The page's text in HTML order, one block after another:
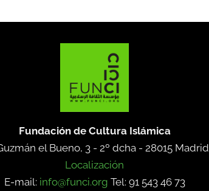
Fundación de Cultura Islámica
el Bueno, 3 - 2º dcha - 28015 Madrid
Localización
E-mail: info@funci.org Tel: 91 543 46 73